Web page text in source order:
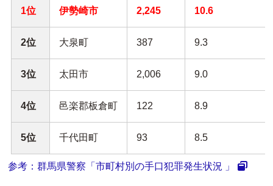
1位 伊勢崎市 2,245 10.6
2位 大泉町 387 9.3
3位 太田市 2,006 9.0
4位 邑楽郡板倉町 122 8.9
5位 千代田町 93 8.5
参考：群馬県警察「市町村別の手口犯罪発生状況 」